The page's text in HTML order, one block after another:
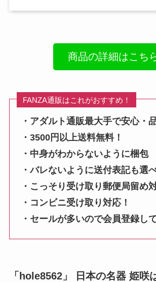
商品の詳細はこち
FANZA通販はこれがおすすめ！
・アダルト通販最大手で安心・
・3500円以上送料無料！
・中身がわからないように梱包
・バレないように送付表記も選
・こっそり受け取り郵便局留め
・コンビニ受け取り対応！
・セールが多いので会員登録し
「hole8562」 日本の名器 姫咲